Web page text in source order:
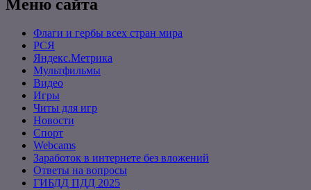
Меню сайта
Флаги и гербы всех стран мира
РСЯ
Яндекс.Метрика
Мультфильмы
Видео
Игры
Читы для игр
Новости
Спорт
Webcams
Заработок в интернете без вложений
Ответы на вопросы
ГИБДД ПДД 2025